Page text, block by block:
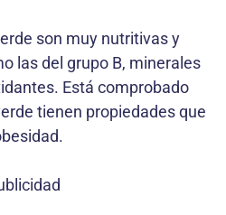
son muy nutritivas y
las del grupo B, minerales
Está comprobado
tienen propiedades que